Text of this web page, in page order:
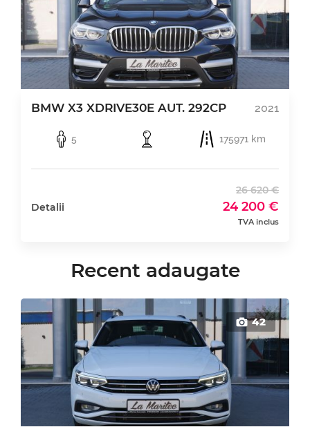
BMW X3 XDRIVE30E AUT. 292CP 2021
5 175971 km
Detalii
26 620 €
24 200 €
TVA inclus
Recent adaugate
42